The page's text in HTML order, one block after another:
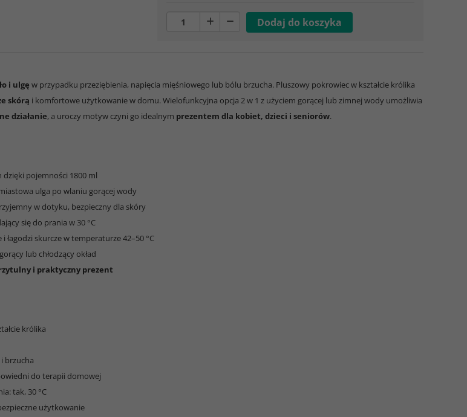
i ulgę w przypadku przeziębienia, napięcia mięśniowego lub bólu brzucha. Pluszowy pokrowiec w kształcie królika
skórą i komfortowe użytkowanie w domu. Wielofunkcyjna opcja 2 w 1 z użyciem gorącej lub zimnej wody umożliwia
działanie, a uroczy motyw czyni go idealnym prezentem dla kobiet, dzieci i seniorów.
dzięki pojemności 1800 ml
ulga po wlaniu gorącej wody
w dotyku, bezpieczny dla skóry
się do prania w 30 °C
i łagodzi skurcze w temperaturze 42–50 °C
lub chłodzący okład
i praktyczny prezent
królika
brzucha
do terapii domowej
tak, 30 °C
użytkowanie